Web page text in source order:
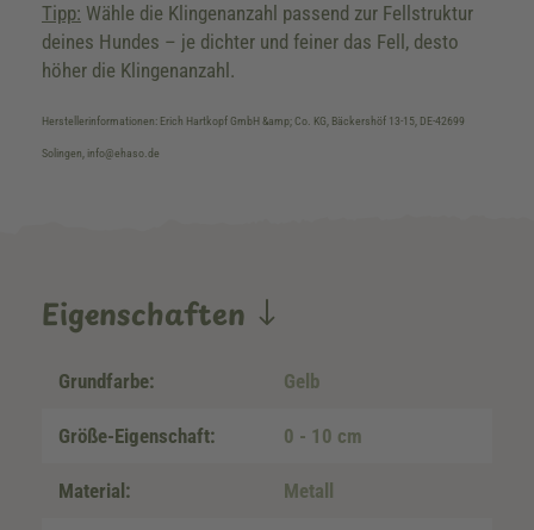
Tipp: Wähle die Klingenanzahl passend zur Fellstruktur
deines Hundes – je dichter und feiner das Fell, desto
höher die Klingenanzahl.
Herstellerinformationen: Erich Hartkopf GmbH &amp; Co. KG, Bäckershöf 13-15, DE-42699
Solingen, info@ehaso.de
Eigenschaften
Grundfarbe: Gelb
Größe-Eigenschaft: 0 - 10 cm
Material: Metall